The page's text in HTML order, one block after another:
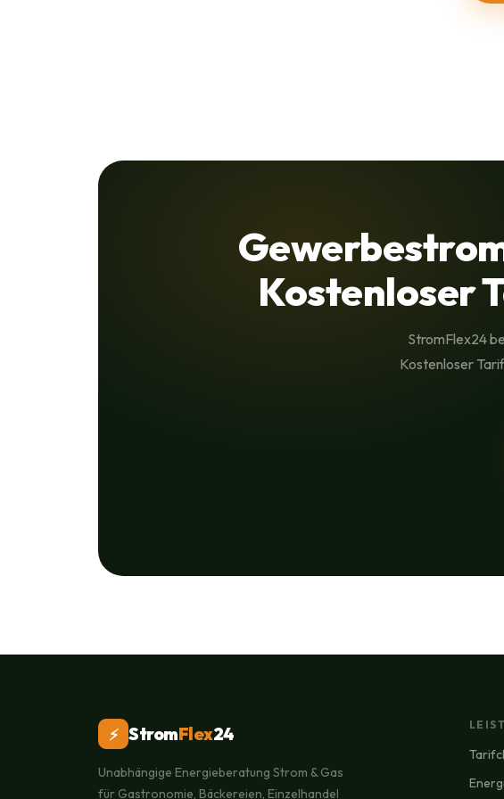
Kostenloser
StromFlex24
Kostenloser
⚡ StromFlex24
Unabhängige Energieberatung Strom & Gas
für Gastronomie, Bäckereien, Einzelhandel